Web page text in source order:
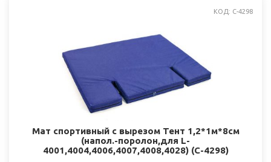
КОД: C-4298
Мат спортивный с вырезом Тент 1,2*1м*8см
(напол.-поролон,для L-
4001,4004,4006,4007,4008,4028) (C-4298)